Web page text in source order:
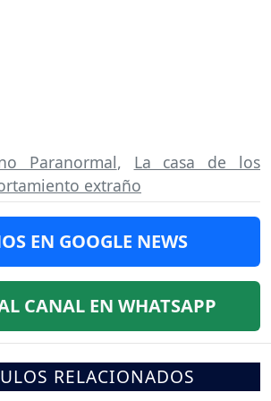
Paranormal, La casa de los
extraño
EN GOOGLE NEWS
CANAL EN WHATSAPP
RELACIONADOS